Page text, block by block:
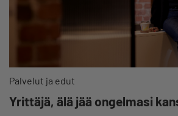
Palvelut ja edut
Yrittäjä, älä jää ongelmasi